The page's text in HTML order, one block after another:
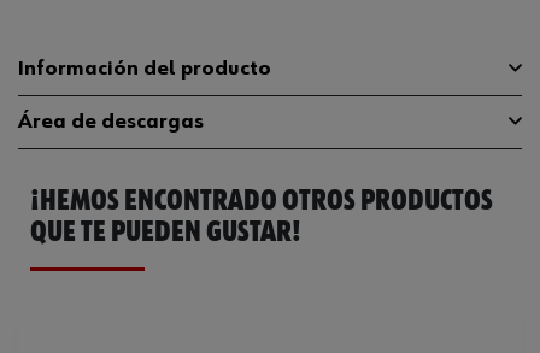
Información del producto
Anchura máxima de fijación 100 mm
Material ST
Longitud
Área de descargas
Catálogo General 07156746
¡HEMOS ENCONTRADO OTROS PRODUCTOS
QUE TE PUEDEN GUSTAR!